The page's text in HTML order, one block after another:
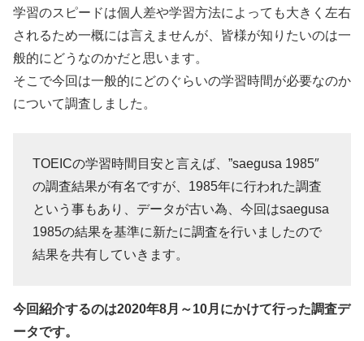
学習のスピードは個人差や学習方法によっても大きく左右
されるため一概には言えませんが、皆様が知りたいのは一
般的にどうなのかだと思います。
そこで今回は一般的にどのぐらいの学習時間が必要なのか
について調査しました。
TOEICの学習時間目安と言えば、”saegusa 1985″
の調査結果が有名ですが、1985年に行われた調査
という事もあり、データが古い為、今回はsaegusa
1985の結果を基準に新たに調査を行いましたので
結果を共有していきます。
今回紹介するのは2020年8月～10月にかけて行った調査デ
ータです。